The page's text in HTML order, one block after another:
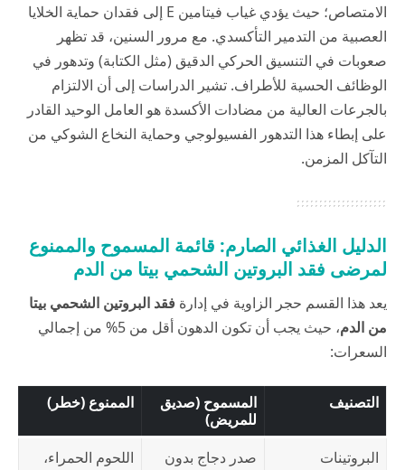
الامتصاص؛ حيث يؤدي غياب فيتامين E إلى فقدان حماية الخلايا
العصبية من التدمير التأكسدي. مع مرور السنين، قد تظهر
صعوبات في التنسيق الحركي الدقيق (مثل الكتابة) وتدهور في
الوظائف الحسية للأطراف. تشير الدراسات إلى أن الالتزام
بالجرعات العالية من مضادات الأكسدة هو العامل الوحيد القادر
على إبطاء هذا التدهور الفسيولوجي وحماية النخاع الشوكي من
التآكل المزمن.
الدليل الغذائي الصارم: قائمة المسموح والممنوع
لمرضى فقد البروتين الشحمي بيتا من الدم
يعد هذا القسم حجر الزاوية في إدارة فقد البروتين الشحمي بيتا
من الدم
، حيث يجب أن تكون الدهون أقل من 5% من إجمالي
السعرات:
التصنيف
المسموح (صديق
للمريض)
الممنوع (خطر)
البروتينات
صدر دجاج بدون
اللحوم الحمراء،